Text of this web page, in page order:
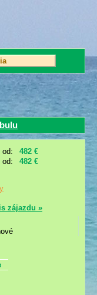
od:
482 €
od:
482 €
zájazdu »